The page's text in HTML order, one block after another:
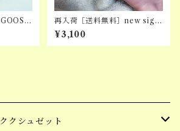
再入荷［送料無料］new sign
piercing
¥3,100
シュゼット